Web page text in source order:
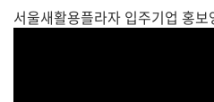
서울새활용플라자 입주기업 홍